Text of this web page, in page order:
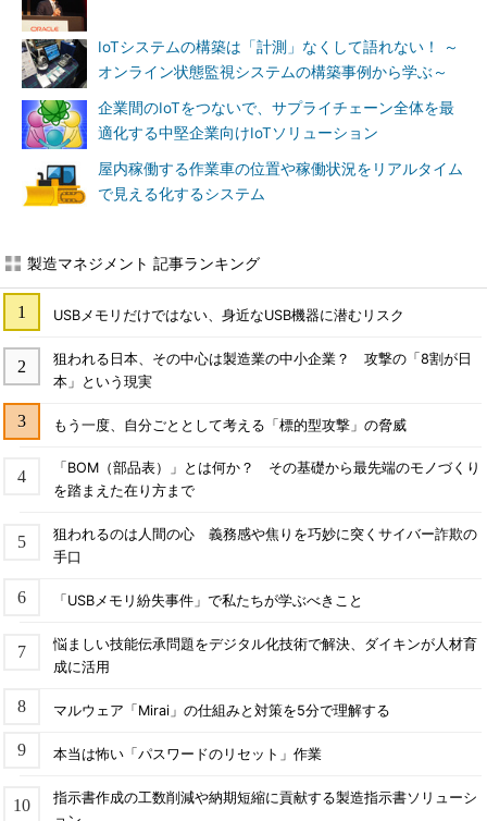
IoTシステムの構築は「計測」なくして語れない！ ～
オンライン状態監視システムの構築事例から学ぶ～
企業間のIoTをつないで、サプライチェーン全体を最
適化する中堅企業向けIoTソリューション
屋内稼働する作業車の位置や稼働状況をリアルタイム
で見える化するシステム
製造マネジメント 記事ランキング
USBメモリだけではない、身近なUSB機器に潜むリスク
狙われる日本、その中心は製造業の中小企業？ 攻撃の「8割が日
本」という現実
もう一度、自分ごととして考える「標的型攻撃」の脅威
「BOM（部品表）」とは何か？ その基礎から最先端のモノづくり
を踏まえた在り方まで
狙われるのは人間の心 義務感や焦りを巧妙に突くサイバー詐欺の
手口
「USBメモリ紛失事件」で私たちが学ぶべきこと
悩ましい技能伝承問題をデジタル化技術で解決、ダイキンが人材育
成に活用
マルウェア「Mirai」の仕組みと対策を5分で理解する
本当は怖い「パスワードのリセット」作業
指示書作成の工数削減や納期短縮に貢献する製造指示書ソリューシ